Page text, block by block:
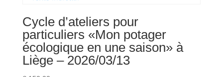
Cycle d’ateliers pour
particuliers «Mon potager
écologique en une saison» à
Liège – 2026/03/13